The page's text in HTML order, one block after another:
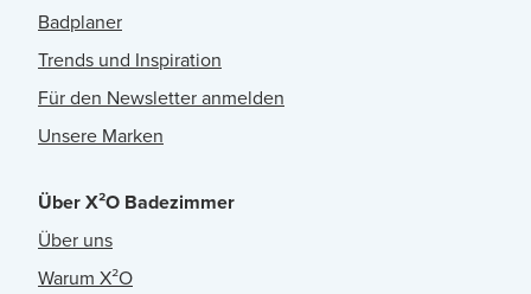
Badplaner
Trends und Inspiration
Für den Newsletter anmelden
Unsere Marken
Über X²O Badezimmer
Über uns
Warum X²O